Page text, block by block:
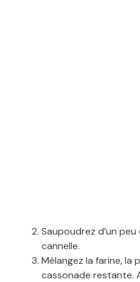
Saupoudrez d’un
cannelle.
Mélangez la farine, la
cassonade restante.